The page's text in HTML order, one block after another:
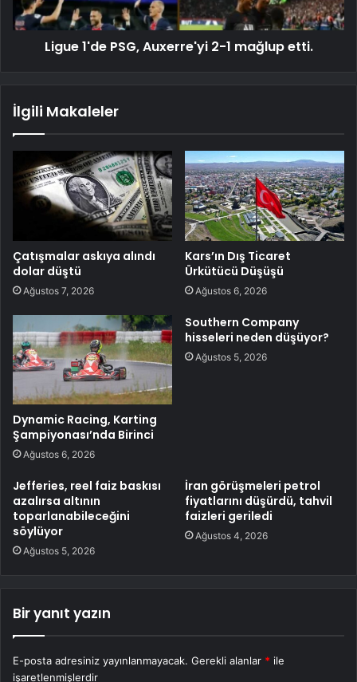
Ligue 1'de PSG, Auxerre'yi 2-1 mağlup etti.
İlgili Makaleler
Çatışmalar askıya alındı
dolar düştü
Ağustos 7, 2026
Kars’ın Dış Ticaret
Ürkütücü Düşüşü
Ağustos 6, 2026
Dynamic Racing, Karting
Şampiyonası’nda Birinci
Ağustos 6, 2026
Southern Company
hisseleri neden düşüyor?
Ağustos 5, 2026
Jefferies, reel faiz baskısı
azalırsa altının
toparlanabileceğini
söylüyor
Ağustos 5, 2026
İran görüşmeleri petrol
fiyatlarını düşürdü, tahvil
faizleri geriledi
Ağustos 4, 2026
Bir yanıt yazın
E-posta adresiniz yayınlanmayacak. Gerekli alanlar * ile
işaretlenmişlerdir